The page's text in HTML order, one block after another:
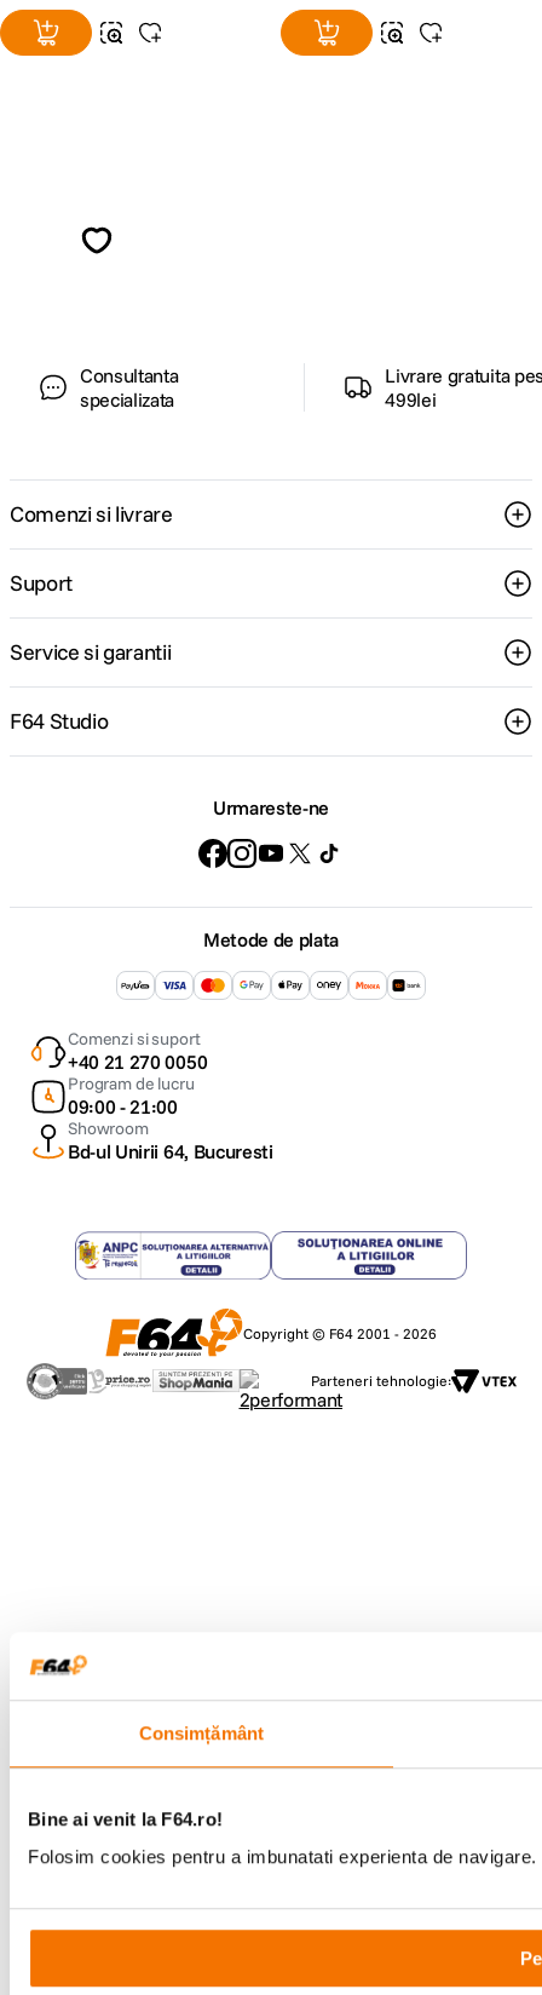
Consimțământ
Bine ai venit la F64.ro!
Folosim cookies pentru a imbunatati experienta de
Consultanta
specializata
Livrare gratuita
499lei
Comenzi si livrare
Suport
Service si garantii
F64 Studio
Urmareste-ne
Metode de plata
Comenzi si suport
+40 21 270 0050
Program de lucru
09:00 - 21:00
Showroom
Bd-ul Unirii 64, Bucuresti
Copyright © F64 2001 - 2026
Parteneri tehnologie: